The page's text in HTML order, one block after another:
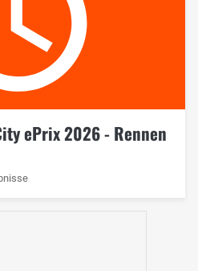
ePrix 2026 - Rennen